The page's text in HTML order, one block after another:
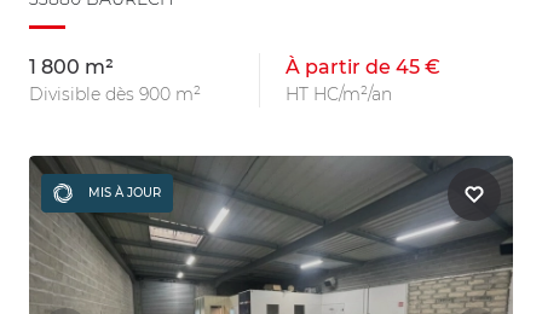
1 800 m²
Divisible dès 900 m²
À partir de 45 €
HT HC/m²/an
MIS À JOUR